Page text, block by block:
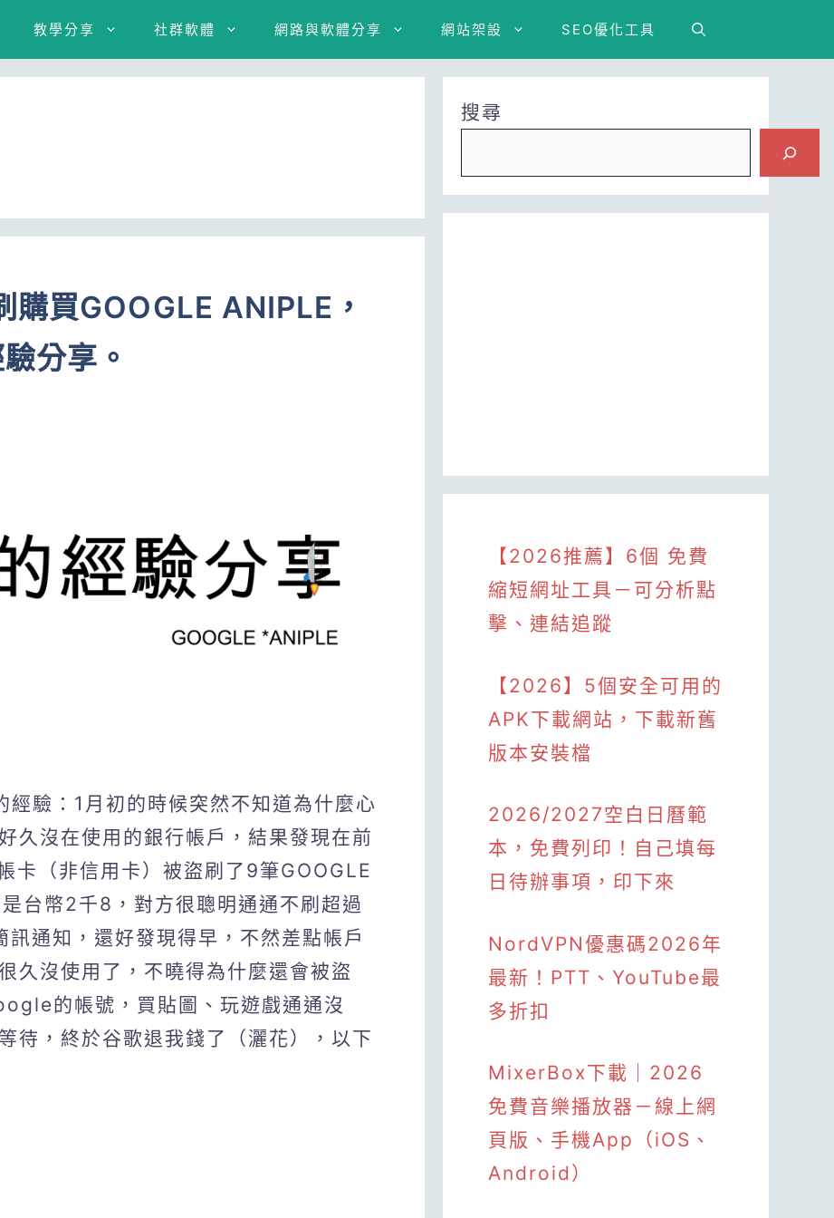
教學分享 社群軟體 網路與軟體分享 網站架設 SEO優化工具
買GOOGLE ANIPLE，
分享。
驗：1月初的時候突然不知道為什麼心
久沒在使用的銀行帳戶，結果發現在前
卡（非信用卡）被盜刷了9筆GOOGLE
台幣2千8，對方很聰明通通不刷超過
通知，還好發現得早，不然差點帳戶
久沒使用了，不曉得為什麼還會被盜
的帳號，買貼圖、玩遊戲通通沒
待，終於谷歌退我錢了（灑花），以下
搜尋
【2026推薦】6個 免費
縮短網址工具－可分析點
擊、連結追蹤
【2026】5個安全可用的
APK下載網站，下載新舊
版本安裝檔
2026/2027空白日曆範
本，免費列印！自己填每
日待辦事項，印下來
NordVPN優惠碼2026年
最新！PTT、YouTube最
多折扣
MixerBox下載｜2026
免費音樂播放器－線上網
頁版、手機App（iOS、
Android）